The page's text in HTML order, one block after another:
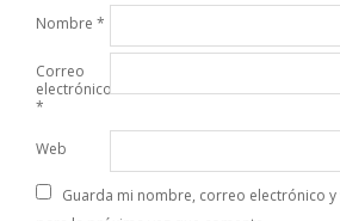
Nombre *
Correo
electrónico
*
Web
Guarda mi nombre, correo electrónico